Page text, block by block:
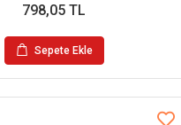
798,05 TL
Sepete Ekle